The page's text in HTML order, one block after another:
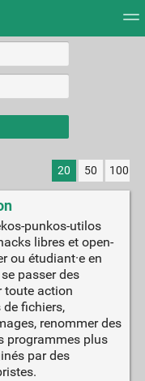
20 50 100
punkos-utilos
libres et open-
ou étudiant·e en
passer des
toute action
fichiers,
renommer des
programmes plus
par des